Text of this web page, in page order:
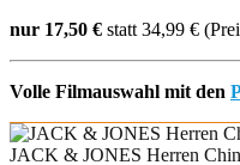
nur 17,50 € statt 34,99 €
Volle Filmauswahl mit den
JACK & JONES Herren